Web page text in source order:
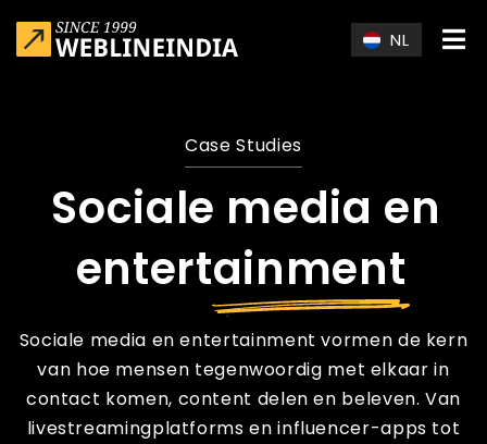
NL
Case Studies
Sociale media en
entertainment
Sociale media en entertainment vormen de kern
van hoe mensen tegenwoordig met elkaar in
contact komen, content delen en beleven. Van
livestreamingplatforms en influencer-apps tot